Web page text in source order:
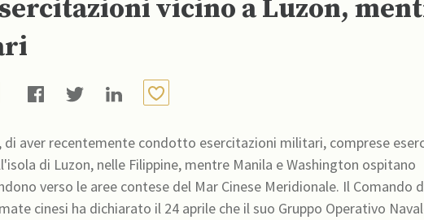
vicino a Luzon,
di aver recentemente condotto esercitazioni militari, comprese
di Luzon, nelle Filippine, mentre Manila e Washington ospitano
le aree contese del Mar Cinese Meridionale. Il Comando del Teatro
cinesi ha dichiarato il 24 aprile che il suo Gruppo Operativo